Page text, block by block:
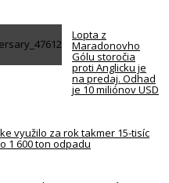
Lopta z
Maradonovho
Gólu storočia
proti Anglicku je
na predaj. Odhad
je 10 miliónov USD
využilo za rok takmer 15-tisíc
1 600 ton odpadu